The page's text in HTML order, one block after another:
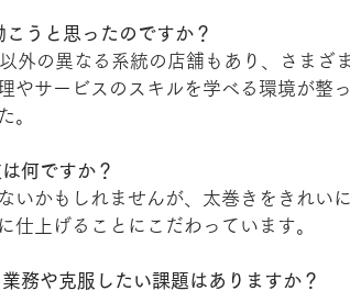
うと思ったのですか？
外の異なる系統の店舗もあり、さまざ
やサービスのスキルを学べる環境が整
。
何ですか？
いかもしれませんが、太巻きをきれい
仕上げることにこだわっています。
務や克服したい課題はありますか？